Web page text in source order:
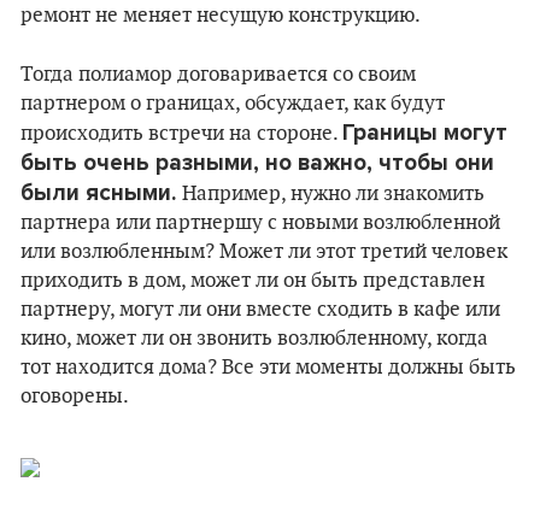
ремонт не меняет несущую конструкцию.
Тогда полиамор договаривается со своим
партнером о границах, обсуждает, как будут
происходить встречи на стороне. Границы могут
быть очень разными, но важно, чтобы они
были ясными. Например, нужно ли знакомить
партнера или партнершу с новыми возлюбленной
или возлюбленным? Может ли этот третий человек
приходить в дом, может ли он быть представлен
партнеру, могут ли они вместе сходить в кафе или
кино, может ли он звонить возлюбленному, когда
тот находится дома? Все эти моменты должны быть
оговорены.